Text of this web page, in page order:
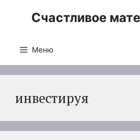
Счастливое
Меню
инвестируя